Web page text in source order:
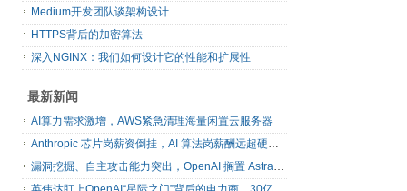
Medium开发团队谈架构设计
HTTPS背后的加密算法
深入NGINX：我们如何设计它的性能和扩展性
最新新闻
AI算力需求激增，AWS紧急清理海量闲置云服务器
Anthropic 芯片岗薪资倒挂，AI 算法岗薪酬远超硬件工程师
漏洞挖掘、自主攻击能力突出，OpenAI 搁置 Astra 模型发布